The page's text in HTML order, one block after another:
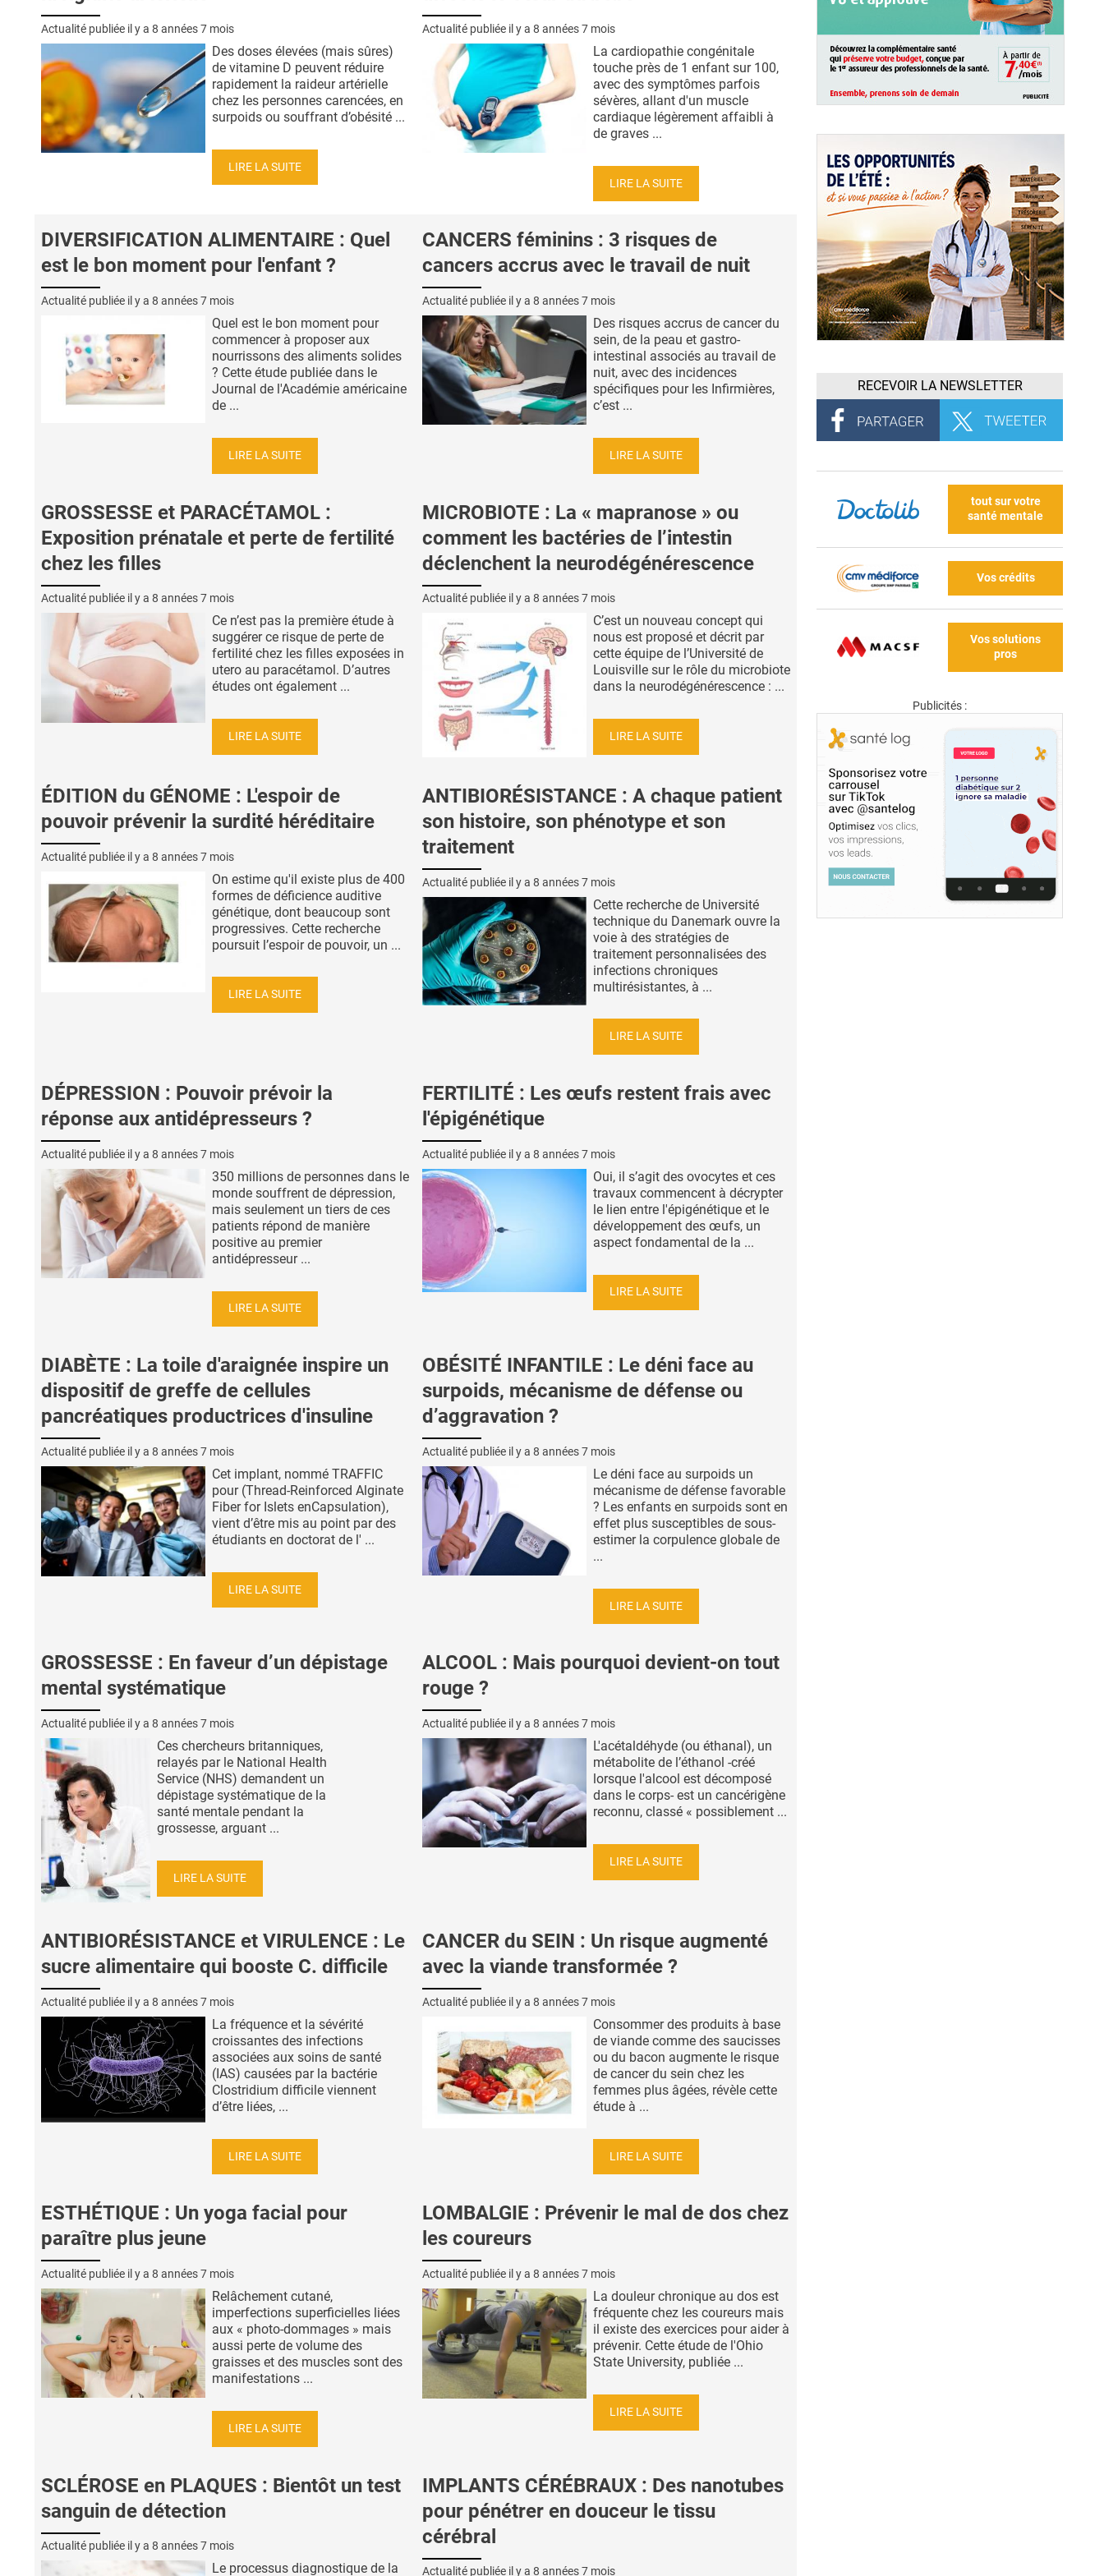
Actualité publiée il y a 8 années 7 mois
Des doses élevées (mais sûres)
de vitamine D peuvent réduire
rapidement la raideur artérielle
chez les personnes carencées, en
surpoids ou souffrant d’obésité ...
LIRE LA SUITE
Actualité publiée il y a 8 années 7 mois
La cardiopathie congénitale
touche près de 1 enfant sur 100,
avec des symptômes parfois
sévères, allant d'un muscle
cardiaque légèrement affaibli à
de graves ...
LIRE LA SUITE
DIVERSIFICATION ALIMENTAIRE : Quel
est le bon moment pour l'enfant ?
Actualité publiée il y a 8 années 7 mois
Quel est le bon moment pour
commencer à proposer aux
nourrissons des aliments solides
? Cette étude publiée dans le
Journal de l'Académie américaine
de ...
LIRE LA SUITE
CANCERS féminins : 3 risques de
cancers accrus avec le travail de nuit
Actualité publiée il y a 8 années 7 mois
Des risques accrus de cancer du
sein, de la peau et gastro-
intestinal associés au travail de
nuit, avec des incidences
spécifiques pour les Infirmières,
c’est ...
LIRE LA SUITE
GROSSESSE et PARACÉTAMOL :
Exposition prénatale et perte de fertilité
chez les filles
Actualité publiée il y a 8 années 7 mois
Ce n’est pas la première étude à
suggérer ce risque de perte de
fertilité chez les filles exposées in
utero au paracétamol. D’autres
études ont également ...
LIRE LA SUITE
MICROBIOTE : La « mapranose » ou
comment les bactéries de l’intestin
déclenchent la neurodégénérescence
Actualité publiée il y a 8 années 7 mois
C’est un nouveau concept qui
nous est proposé et décrit par
cette équipe de l’Université de
Louisville sur le rôle du microbiote
dans la neurodégénérescence : ...
LIRE LA SUITE
ÉDITION du GÉNOME : L'espoir de
pouvoir prévenir la surdité héréditaire
Actualité publiée il y a 8 années 7 mois
On estime qu'il existe plus de 400
formes de déficience auditive
génétique, dont beaucoup sont
progressives. Cette recherche
poursuit l’espoir de pouvoir, un ...
LIRE LA SUITE
ANTIBIORÉSISTANCE : A chaque patient
son histoire, son phénotype et son
traitement
Actualité publiée il y a 8 années 7 mois
Cette recherche de Université
technique du Danemark ouvre la
voie à des stratégies de
traitement personnalisées des
infections chroniques
multirésistantes, à ...
LIRE LA SUITE
DÉPRESSION : Pouvoir prévoir la
réponse aux antidépresseurs ?
Actualité publiée il y a 8 années 7 mois
350 millions de personnes dans le
monde souffrent de dépression,
mais seulement un tiers de ces
patients répond de manière
positive au premier
antidépresseur ...
LIRE LA SUITE
FERTILITÉ : Les œufs restent frais avec
l'épigénétique
Actualité publiée il y a 8 années 7 mois
Oui, il s’agit des ovocytes et ces
travaux commencent à décrypter
le lien entre l'épigénétique et le
développement des œufs, un
aspect fondamental de la ...
LIRE LA SUITE
DIABÈTE : La toile d'araignée inspire un
dispositif de greffe de cellules
pancréatiques productrices d'insuline
Actualité publiée il y a 8 années 7 mois
Cet implant, nommé TRAFFIC
pour (Thread-Reinforced Alginate
Fiber for Islets enCapsulation),
vient d’être mis au point par des
étudiants en doctorat de l' ...
LIRE LA SUITE
OBÉSITÉ INFANTILE : Le déni face au
surpoids, mécanisme de défense ou
d’aggravation ?
Actualité publiée il y a 8 années 7 mois
Le déni face au surpoids un
mécanisme de défense favorable
? Les enfants en surpoids sont en
effet plus susceptibles de sous-
estimer la corpulence globale de
...
LIRE LA SUITE
GROSSESSE : En faveur d’un dépistage
mental systématique
Actualité publiée il y a 8 années 7 mois
Ces chercheurs britanniques,
relayés par le National Health
Service (NHS) demandent un
dépistage systématique de la
santé mentale pendant la
grossesse, arguant ...
LIRE LA SUITE
ALCOOL : Mais pourquoi devient-on tout
rouge ?
Actualité publiée il y a 8 années 7 mois
L'acétaldéhyde (ou éthanal), un
métabolite de l’éthanol -créé
lorsque l'alcool est décomposé
dans le corps- est un cancérigène
reconnu, classé « possiblement ...
LIRE LA SUITE
ANTIBIORÉSISTANCE et VIRULENCE : Le
sucre alimentaire qui booste C. difficile
Actualité publiée il y a 8 années 7 mois
La fréquence et la sévérité
croissantes des infections
associées aux soins de santé
(IAS) causées par la bactérie
Clostridium difficile viennent
d’être liées, ...
LIRE LA SUITE
CANCER du SEIN : Un risque augmenté
avec la viande transformée ?
Actualité publiée il y a 8 années 7 mois
Consommer des produits à base
de viande comme des saucisses
ou du bacon augmente le risque
de cancer du sein chez les
femmes plus âgées, révèle cette
étude à ...
LIRE LA SUITE
ESTHÉTIQUE : Un yoga facial pour
paraître plus jeune
Actualité publiée il y a 8 années 7 mois
Relâchement cutané,
imperfections superficielles liées
aux « photo-dommages » mais
aussi perte de volume des
graisses et des muscles sont des
manifestations ...
LIRE LA SUITE
LOMBALGIE : Prévenir le mal de dos chez
les coureurs
Actualité publiée il y a 8 années 7 mois
La douleur chronique au dos est
fréquente chez les coureurs mais
il existe des exercices pour aider à
prévenir. Cette étude de l'Ohio
State University, publiée ...
LIRE LA SUITE
SCLÉROSE en PLAQUES : Bientôt un test
sanguin de détection
Actualité publiée il y a 8 années 7 mois
Le processus diagnostique de la
IMPLANTS CÉRÉBRAUX : Des nanotubes
pour pénétrer en douceur le tissu
cérébral
Actualité publiée il y a 8 années 7 mois
RECEVOIR LA NEWSLETTER
tout sur votre
santé mentale
Vos crédits
Vos solutions
pros
Publicités :